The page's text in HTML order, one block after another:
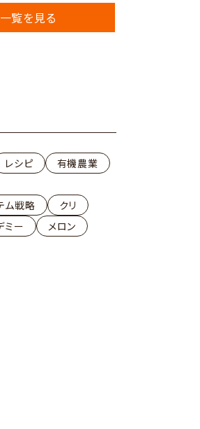
覧を見る
レシピ
有機農業
ム戦略
クリ
ミー
メロン